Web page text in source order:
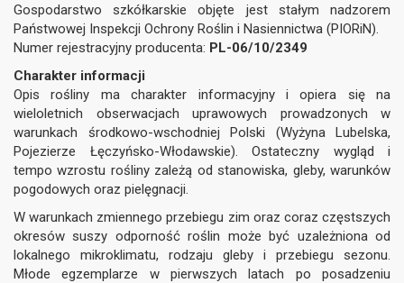
Gospodarstwo szkółkarskie objęte jest stałym nadzorem
Państwowej Inspekcji Ochrony Roślin i Nasiennictwa (PIORiN).
Numer rejestracyjny producenta: PL-06/10/2349
Charakter informacji
Opis rośliny ma charakter informacyjny i opiera się na
wieloletnich obserwacjach uprawowych prowadzonych w
warunkach środkowo-wschodniej Polski (Wyżyna Lubelska,
Pojezierze Łęczyńsko-Włodawskie). Ostateczny wygląd i
tempo wzrostu rośliny zależą od stanowiska, gleby, warunków
pogodowych oraz pielęgnacji.
W warunkach zmiennego przebiegu zim oraz coraz częstszych
okresów suszy odporność roślin może być uzależniona od
lokalnego mikroklimatu, rodzaju gleby i przebiegu sezonu.
Młode egzemplarze w pierwszych latach po posadzeniu